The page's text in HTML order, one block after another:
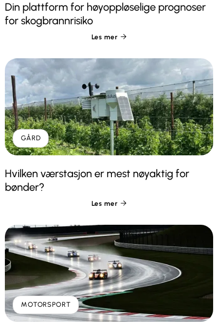
Din plattform for høyoppløselige prognoser
for skogbrannrisiko
Les mer 
GÅRD
Hvilken værstasjon er mest nøyaktig for
bønder?
Les mer 
MOTORSPORT